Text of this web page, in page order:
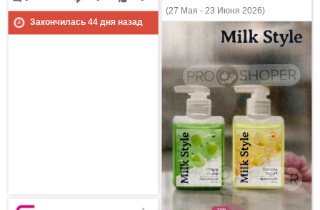
Закончилась 44дня назад
(27 Мая - 23 Июня 2026)